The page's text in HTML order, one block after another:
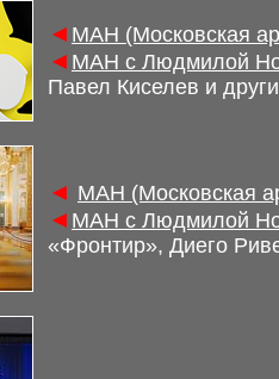
◄ МАН (Московская
◄ МАН с Людмилой
Павел Киселев и
◄ МАН (Московская
◄ МАН с Людмилой
«Фронтир», Диего